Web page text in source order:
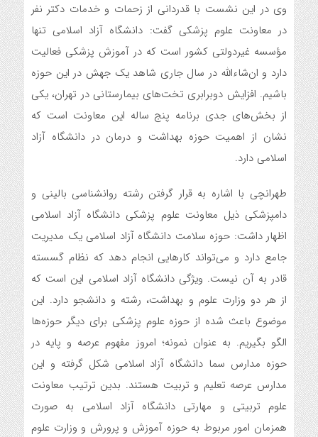
وی در این نشست با قدردانی از زحمات و خدمات دکتر نفر
در معاونت علوم پزشکی گفت: دانشگاه آزاد اسلامی تنها
مؤسسه غیردولتی کشور است که در آموزش پزشکی فعالیت
دارد و ان‌شاءالله در سال جاری شاهد یک جهش در این حوزه
باشیم. افزایش دوبرابری تخت‌های بیمارستانی در تهران، یکی
از بخش‌های جدی برنامه پنج ساله این معاونت است که
نشان از اهمیت حوزه بهداشت و درمان در دانشگاه آزاد
اسلامی دارد.
طهرانچی با اشاره به قرار گرفتن رشته روانشناسی بالینی و
دامپزشکی ذیل معاونت علوم پزشکی دانشگاه آزاد اسلامی
اظهار داشت: حوزه سلامت دانشگاه آزاد اسلامی یک مدیریت
جامع دارد و می‌تواند کارهایی انجام دهد که نظام گسسته
قادر به آن نیست. ویژگی دانشگاه آزاد اسلامی این است که
از هر دو وزارت علوم و بهداشت، رشته و دانشجو دارد. این
موضوع باعث شده از حوزه علوم پزشکی برای دیگر حوزه‌ها
الگو بگیریم. به عنوان نمونه؛ امروز مفهوم عرصه و پایه در
حوزه مدارس سما دانشگاه آزاد اسلامی شکل گرفته و این
مدارس عرصه تعلیم و تربیت هستند. بدین ترتیب معاونت
علوم تربیتی و مهارتی دانشگاه آزاد اسلامی به صورت
همزمان امور مربوط به حوزه آموزش و پرورش و وزارت علوم